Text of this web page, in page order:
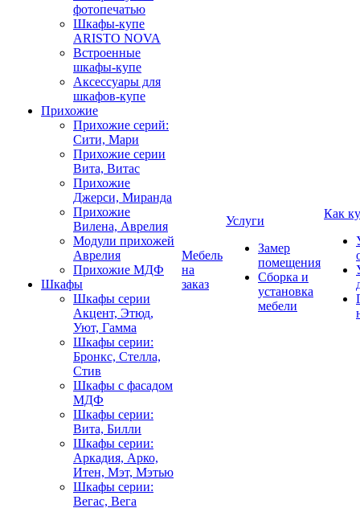
фотопечатью
Шкафы-купе
ARISTO NOVA
Встроенные
шкафы-купе
Аксессуары для
шкафов-купе
Прихожие
Прихожие серий:
Сити, Мари
Прихожие серии
Вита, Витас
Прихожие
Джерси, Миранда
Прихожие
Вилена, Аврелия
Модули прихожей
Аврелия
Прихожие МДФ
Шкафы
Шкафы серии
Акцент, Этюд,
Уют, Гамма
Шкафы серии:
Бронкс, Стелла,
Стив
Шкафы с фасадом
МДФ
Шкафы серии:
Вита, Билли
Шкафы серии:
Аркадия, Арко,
Итен, Мэт, Мэтью
Шкафы серии:
Вегас, Вега
Мебель
на
заказ
Услуги
Замер
помещения
Сборка и
установка
мебели
Как